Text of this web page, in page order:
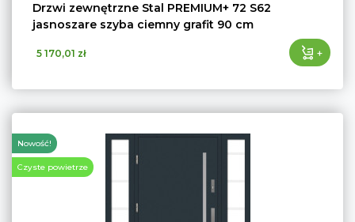
Drzwi zewnętrzne Stal PREMIUM+ 72 S62
jasnoszare szyba ciemny grafit 90 cm
5 170,01 zł +
Nowość!
Czyste powietrze